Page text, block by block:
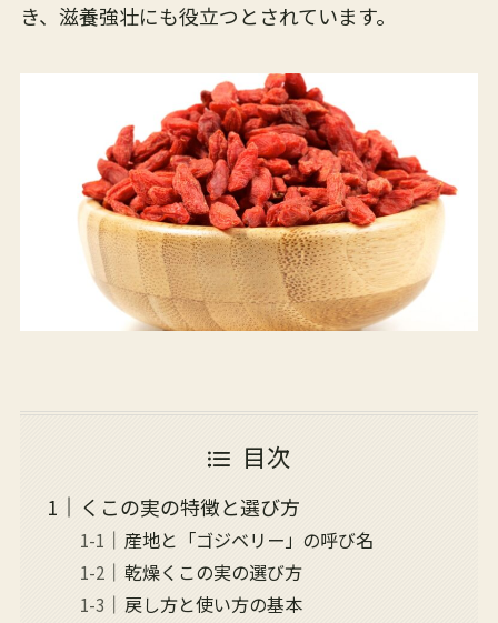
き、滋養強壮にも役立つとされています。
目次
くこの実の特徴と選び方
産地と「ゴジベリー」の呼び名
乾燥くこの実の選び方
戻し方と使い方の基本